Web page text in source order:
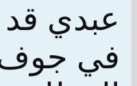
عبدي
في جوف